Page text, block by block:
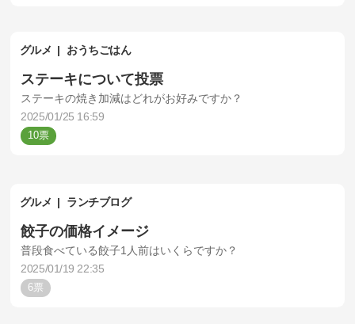
グルメ おうちごはん
ステーキについて投票
ステーキの焼き加減はどれがお好みですか？
2025/01/25 16:59
10
グルメ ランチブログ
餃子の価格イメージ
普段食べている餃子1人前はいくらですか？
2025/01/19 22:35
6